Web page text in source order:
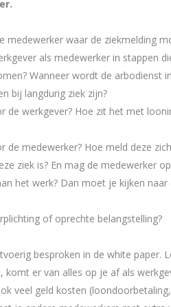
medewerker waar de ziekmelding
als medewerker in stappen
Wanneer wordt de arbodienst
bij langdurig ziek zijn?
de werkgever? Hoe zit het met
de medewerker? Hoe meld deze
ziek is? En mag de medewerker
het werk? Dan moet je kijken
of oprechte belangstelling?
besproken in de white
komt er van alles op je af als
veel geld kosten